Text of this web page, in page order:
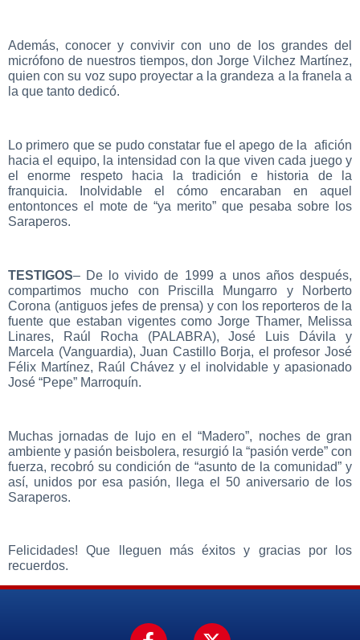
Además, conocer y convivir con uno de los grandes del
micrófono de nuestros tiempos, don Jorge Vilchez Martínez,
quien con su voz supo proyectar a la grandeza a la franela a
la que tanto dedicó.
Lo primero que se pudo constatar fue el apego de la afición
hacia el equipo, la intensidad con la que viven cada juego y
el enorme respeto hacia la tradición e historia de la
franquicia. Inolvidable el cómo encaraban en aquel
entontonces el mote de “ya merito” que pesaba sobre los
Saraperos.
TESTIGOS– De lo vivido de 1999 a unos años después,
compartimos mucho con Priscilla Mungarro y Norberto
Corona (antiguos jefes de prensa) y con los reporteros de la
fuente que estaban vigentes como Jorge Thamer, Melissa
Linares, Raúl Rocha (PALABRA), José Luis Dávila y
Marcela (Vanguardia), Juan Castillo Borja, el profesor José
Félix Martínez, Raúl Chávez y el inolvidable y apasionado
José “Pepe” Marroquín.
Muchas jornadas de lujo en el “Madero”, noches de gran
ambiente y pasión beisbolera, resurgió la “pasión verde” con
fuerza, recobró su condición de “asunto de la comunidad” y
así, unidos por esa pasión, llega el 50 aniversario de los
Saraperos.
Felicidades! Que lleguen más éxitos y gracias por los
recuerdos.